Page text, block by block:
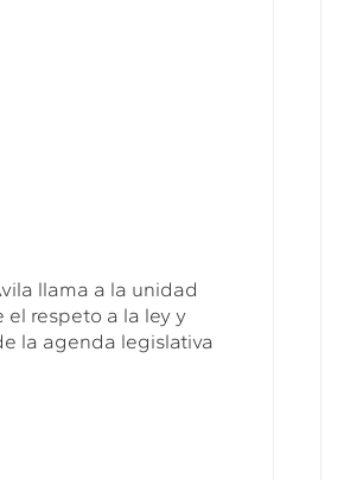
llama a la unidad
respeto a la ley y
la agenda legislativa